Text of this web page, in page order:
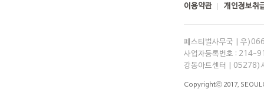
이용약관 개인정보취
페스티벌사무국 | 우
사업자등록번호 :
강동아트센터 | 05278)
Copyrightⓒ 2017,